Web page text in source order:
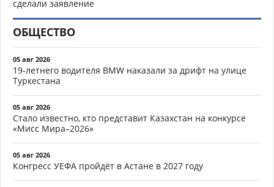
сделали заявление
ОБЩЕСТВО
05 авг 2026
19-летнего водителя BMW наказали за дрифт на улице
Туркестана
05 авг 2026
Стало известно, кто представит Казахстан на конкурсе
«Мисс Мира–2026»
05 авг 2026
Конгресс УЕФА пройдёт в Астане в 2027 году